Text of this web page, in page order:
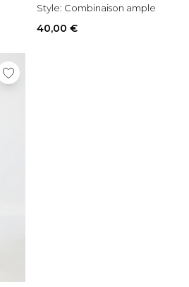
Style: Combinaison ample
40,00 €